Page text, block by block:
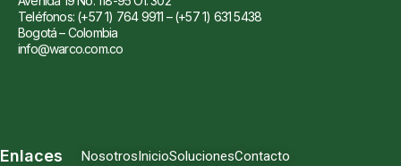
Teléfonos: (+57 1) 764 9911 – (+57 1) 631 5438
Bogotá – Colombia
info@warco.com.co
Enlaces NosotrosInicioSolucionesContacto